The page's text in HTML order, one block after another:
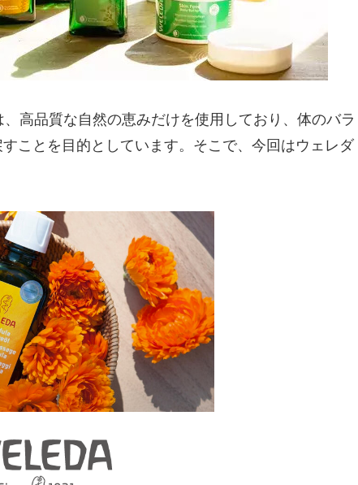
高品質な自然の恵みだけを使用しており、体のバラ
ことを目的としています。そこで、今回はウェレダ